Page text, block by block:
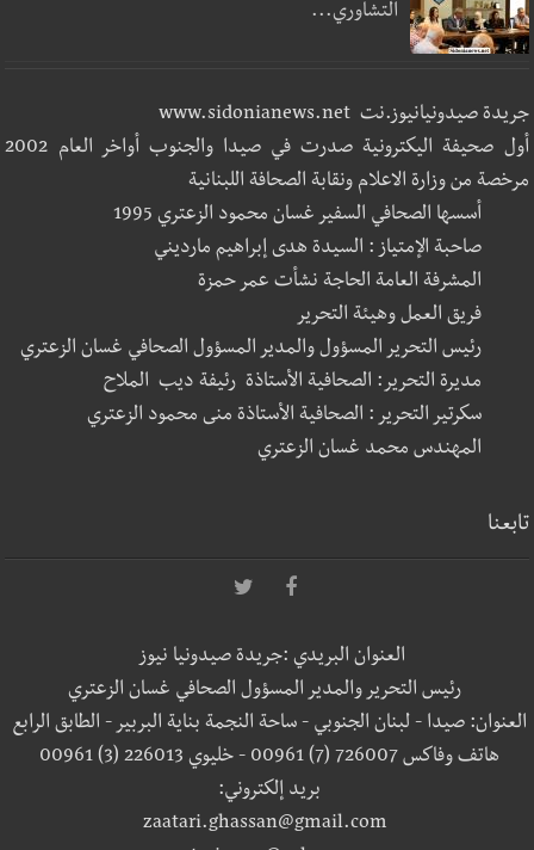
التشاوري...
جريدة صيدونيانيوز.نت www.sidonianews.net
أول صحيفة اليكترونية صدرت في صيدا والجنوب أواخر العام 2002
مرخصة من وزارة الاعلام ونقابة الصحافة اللبنانية
أسسها الصحافي السفير غسان محمود الزعتري 1995
صاحبة الإمتياز : السيدة هدى إبراهيم مارديني
المشرفة العامة الحاجة نشأت عمر حمزة
فريق العمل وهيئة التحرير
رئيس التحرير المسؤول والمدير المسؤول الصحافي غسان الزعتري
مديرة التحرير: الصحافية الأستاذة رئيفة ديب الملاح
سكرتير التحرير : الصحافية الأستاذة منى محمود الزعتري
المهندس محمد غسان الزعتري
تابعنا
العنوان البريدي :جريدة صيدونيا نيوز
رئيس التحرير والمدير المسؤول الصحافي غسان الزعتري
العنوان: صيدا - لبنان الجنوبي - ساحة النجمة بناية البربير - الطابق الرابع
هاتف وفاكس 726007 (7) 00961 - خليوي 226013 (3) 00961
بريد إلكتروني:
zaatari.ghassan@gmail.com